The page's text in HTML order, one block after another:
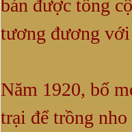
bán được tổng
tương đương
Năm 1920, bố
trại để trồng nho